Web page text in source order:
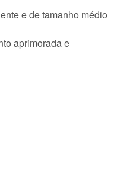
e de tamanho médio
aprimorada e